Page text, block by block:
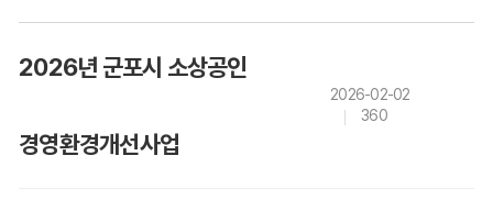
2026년 군포시 소상공인
경영환경개선사업
2026-02-02
360